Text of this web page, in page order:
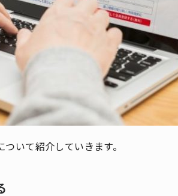
いて紹介していきます。